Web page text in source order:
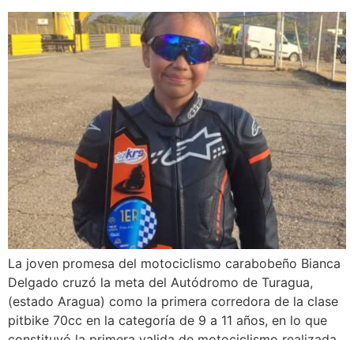
La joven promesa del motociclismo carabobeño Bianca
Delgado cruzó la meta del Autódromo de Turagua,
(estado Aragua) como la primera corredora de la clase
pitbike 70cc en la categoría de 9 a 11 años, en lo que